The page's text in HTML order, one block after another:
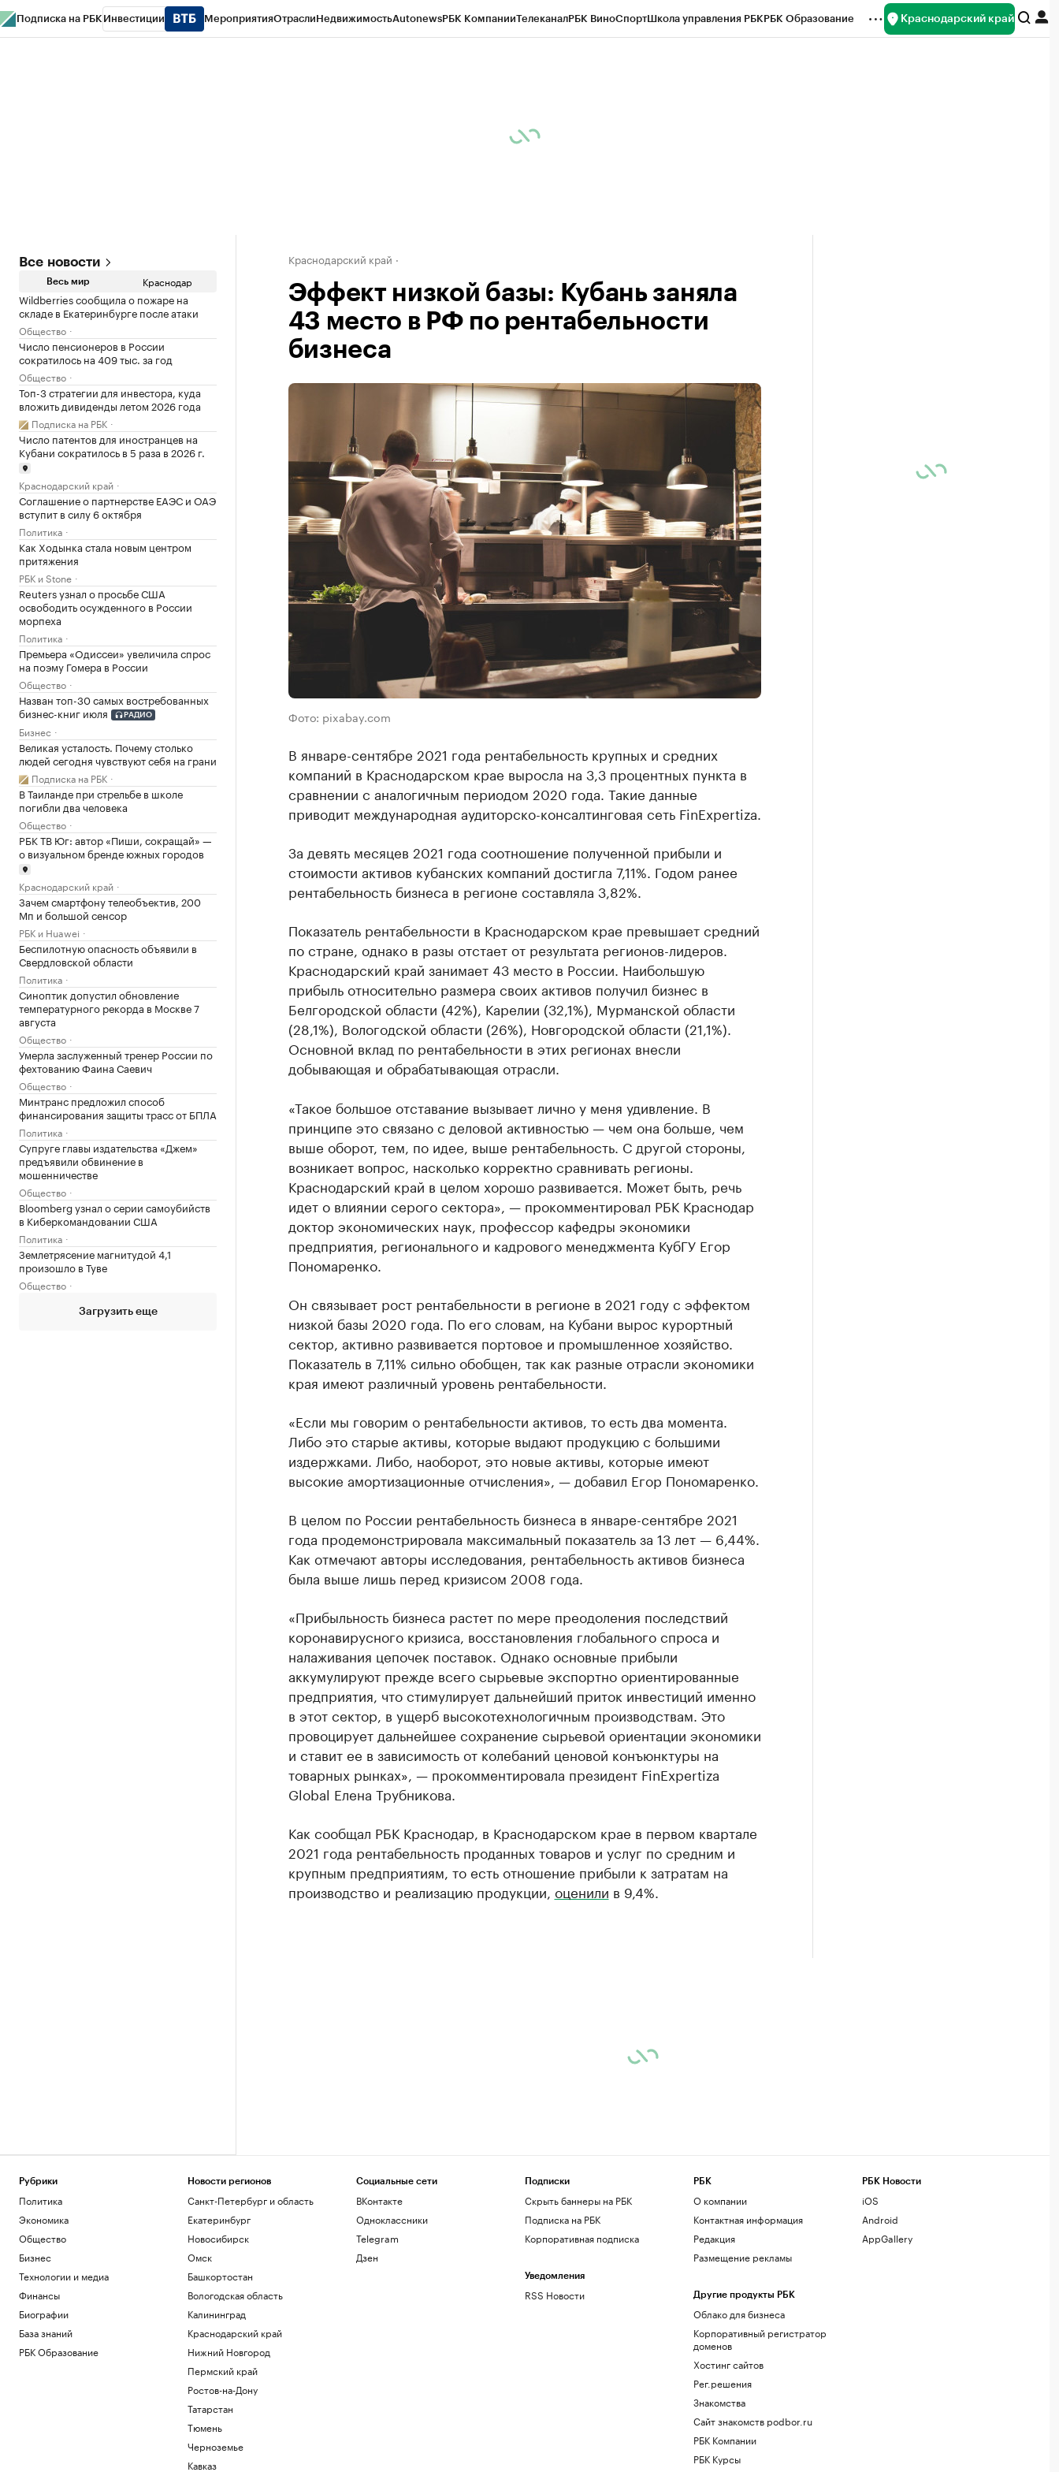
Подписка на РБК Инвестиции МероприятияОтраслиНедвижимостьAutonewsРБК КомпанииТелеканалРБК ВиноСпортШкола управления РБКРБК Образование Краснодарский край
Все новости
Весь мир Краснодар
Wildberries сообщила о пожаре на
складе в Екатеринбурге после атаки
Общество
Число пенсионеров в России
сократилось на 409 тыс. за год
Общество
Топ-3 стратегии для инвестора, куда
вложить дивиденды летом 2026 года
Подписка на РБК
Число патентов для иностранцев на
Кубани сократилось в 5 раза в 2026 г.
Краснодарский край
Соглашение о партнерстве ЕАЭС и ОАЭ
вступит в силу 6 октября
Политика
Как Ходынка стала новым центром
притяжения
РБК и Stone
Reuters узнал о просьбе США
освободить осужденного в России
морпеха
Политика
Премьера «Одиссеи» увеличила спрос
на поэму Гомера в России
Общество
Назван топ-30 самых востребованных
бизнес-книг июля
РАДИО
Бизнес
Великая усталость. Почему столько
людей сегодня чувствуют себя на грани
Подписка на РБК
В Таиланде при стрельбе в школе
погибли два человека
Общество
РБК ТВ Юг: автор «Пиши, сокращай» —
о визуальном бренде южных городов
Краснодарский край
Зачем смартфону телеобъектив, 200
Мп и большой сенсор
РБК и Huawei
Беспилотную опасность объявили в
Свердловской области
Политика
Синоптик допустил обновление
температурного рекорда в Москве 7
августа
Общество
Умерла заслуженный тренер России по
фехтованию Фаина Саевич
Общество
Минтранс предложил способ
финансирования защиты трасс от БПЛА
Политика
Супруге главы издательства «Джем»
предъявили обвинение в
мошенничестве
Общество
Bloomberg узнал о серии самоубийств
в Киберкомандовании США
Политика
Землетрясение магнитудой 4,1
произошло в Туве
Общество
Загрузить еще
Краснодарский край
Эффект низкой базы: Кубань заняла
43 место в РФ по рентабельности
бизнеса
Фото: pixabay.com
В январе-сентябре 2021 года рентабельность крупных и средних
компаний в Краснодарском крае выросла на 3,3 процентных пункта в
сравнении с аналогичным периодом 2020 года. Такие данные
приводит международная аудиторско-консалтинговая сеть FinExpertiza.
За девять месяцев 2021 года соотношение полученной прибыли и
стоимости активов кубанских компаний достигла 7,11%. Годом ранее
рентабельность бизнеса в регионе составляла 3,82%.
Показатель рентабельности в Краснодарском крае превышает средний
по стране, однако в разы отстает от результата регионов-лидеров.
Краснодарский край занимает 43 место в России. Наибольшую
прибыль относительно размера своих активов получил бизнес в
Белгородской области (42%), Карелии (32,1%), Мурманской области
(28,1%), Вологодской области (26%), Новгородской области (21,1%).
Основной вклад по рентабельности в этих регионах внесли
добывающая и обрабатывающая отрасли.
«Такое большое отставание вызывает лично у меня удивление. В
принципе это связано с деловой активностью — чем она больше, чем
выше оборот, тем, по идее, выше рентабельность. С другой стороны,
возникает вопрос, насколько корректно сравнивать регионы.
Краснодарский край в целом хорошо развивается. Может быть, речь
идет о влиянии серого сектора», — прокомментировал РБК Краснодар
доктор экономических наук, профессор кафедры экономики
предприятия, регионального и кадрового менеджмента КубГУ Егор
Пономаренко.
Он связывает рост рентабельности в регионе в 2021 году с эффектом
низкой базы 2020 года. По его словам, на Кубани вырос курортный
сектор, активно развивается портовое и промышленное хозяйство.
Показатель в 7,11% сильно обобщен, так как разные отрасли экономики
края имеют различный уровень рентабельности.
«Если мы говорим о рентабельности активов, то есть два момента.
Либо это старые активы, которые выдают продукцию с большими
издержками. Либо, наоборот, это новые активы, которые имеют
высокие амортизационные отчисления», — добавил Егор Пономаренко.
В целом по России рентабельность бизнеса в январе-сентябре 2021
года продемонстрировала максимальный показатель за 13 лет — 6,44%.
Как отмечают авторы исследования, рентабельность активов бизнеса
была выше лишь перед кризисом 2008 года.
«Прибыльность бизнеса растет по мере преодоления последствий
коронавирусного кризиса, восстановления глобального спроса и
налаживания цепочек поставок. Однако основные прибыли
аккумулируют прежде всего сырьевые экспортно ориентированные
предприятия, что стимулирует дальнейший приток инвестиций именно
в этот сектор, в ущерб высокотехнологичным производствам. Это
провоцирует дальнейшее сохранение сырьевой ориентации экономики
и ставит ее в зависимость от колебаний ценовой конъюнктуры на
товарных рынках», — прокомментировала президент FinExpertiza
Global Елена Трубникова.
Как сообщал РБК Краснодар, в Краснодарском крае в первом квартале
2021 года рентабельность проданных товаров и услуг по средним и
крупным предприятиям, то есть отношение прибыли к затратам на
производство и реализацию продукции, оценили в 9,4%.
Рубрики
Политика
Экономика
Общество
Бизнес
Технологии и медиа
Финансы
Биографии
База знаний
РБК Образование
Новости регионов
Санкт-Петербург и область
Екатеринбург
Новосибирск
Омск
Башкортостан
Вологодская область
Калининград
Краснодарский край
Нижний Новгород
Пермский край
Ростов-на-Дону
Татарстан
Тюмень
Черноземье
Кавказ
Социальные сети
ВКонтакте
Одноклассники
Telegram
Дзен
Подписки
Скрыть баннеры на РБК
Подписка на РБК
Корпоративная подписка
Уведомления
RSS Новости
РБК
О компании
Контактная информация
Редакция
Размещение рекламы
Другие продукты РБК
Облако для бизнеса
Корпоративный регистратор
доменов
Хостинг сайтов
Рег.решения
Знакомства
Сайт знакомств podbor.ru
РБК Компании
РБК Курсы
РБК Новости
iOS
Android
AppGallery